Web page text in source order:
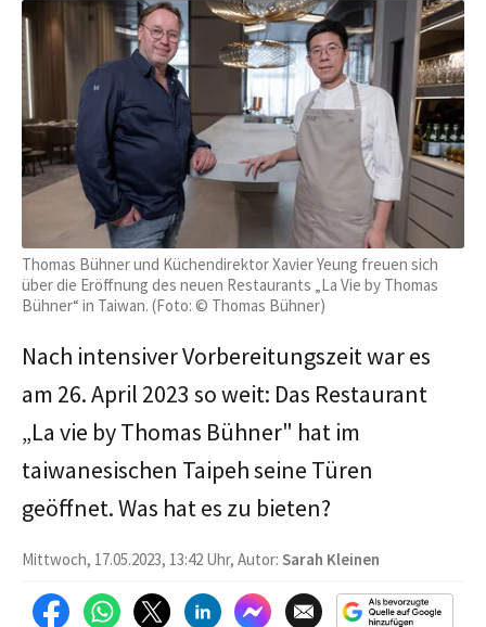
Thomas Bühner und Küchendirektor Xavier Yeung freuen sich
über die Eröffnung des neuen Restaurants „La Vie by Thomas
Bühner“ in Taiwan. (Foto: © Thomas Bühner)
Nach intensiver Vorbereitungszeit war es
am 26. April 2023 so weit: Das Restaurant
„La vie by Thomas Bühner" hat im
taiwanesischen Taipeh seine Türen
geöffnet. Was hat es zu bieten?
Mittwoch, 17.05.2023, 13:42 Uhr, Autor: Sarah Kleinen